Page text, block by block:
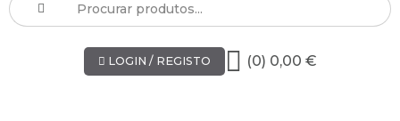
LOGIN / REGISTO (0) 0,00 €